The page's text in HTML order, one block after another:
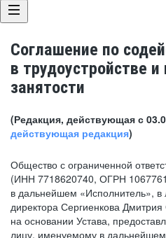
Соглашение по
в трудоустройстве
занятости
(Редакция, действующая с
действующая редакция)
Общество с ограниченной
(ИНН 7718620740, ОГРН
в дальнейшем «Исполнитель», в
директора Сергиенкова
на основании Устава,
лицу, именуемому в дальнейшем